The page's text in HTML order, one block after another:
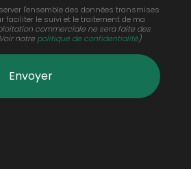
l'ensemble des données transmises
faciliter le suivi et le traitement de ma
commerciale ne sera faite des
notre politique de confidentialité)